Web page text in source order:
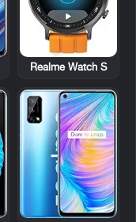
Realme Watch S